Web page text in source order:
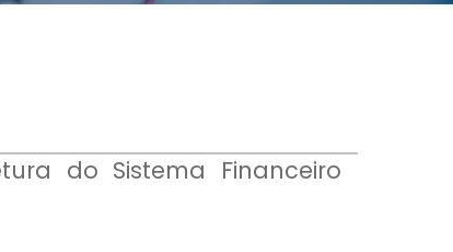
do Sistema Financeiro